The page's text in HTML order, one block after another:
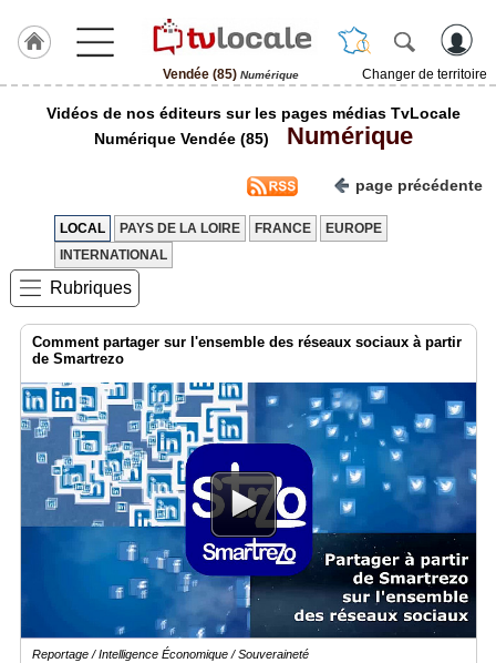
Vendée (85) Numérique
Changer de territoire
J'adhère
TvLocale
France
Accueil
RUBRIQUES
Agenda
Gazette
Vidéos
Vidéos de nos éditeurs sur les pages médias TvLocale
Numérique Vendée (85)
Numérique
page précédente
LOCAL PAYS DE LA LOIRE FRANCE
EUROPE
INTERNATIONAL
Rubriques
Comment partager sur l'ensemble des réseaux sociaux à partir
de Smartrezo
Reportage / Intelligence Économique / Souveraineté